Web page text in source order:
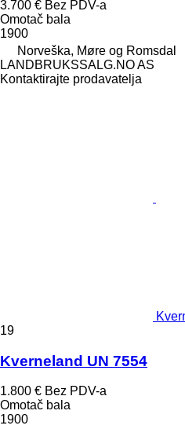
3.700 € Bez PDV-a
Omotač bala
1900
Norveška, Møre og Romsdal
LANDBRUKSSALG.NO AS
Kontaktirajte prodavatelja
19
Kverneland UN 7554
1.800 € Bez PDV-a
Omotač bala
1900